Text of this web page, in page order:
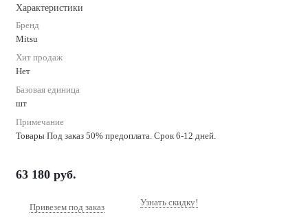
Характеристики
Бренд
Mitsu
Хит продаж
Нет
Базовая единица
шт
Примечание
Товары Под заказ 50% предоплата. Срок 6-12 дней.
63 180 руб.
Привезем под заказ Узнать скидку!